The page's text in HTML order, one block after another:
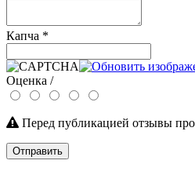
Капча *
Оценка /
Перед публикацией отзывы
Отправить